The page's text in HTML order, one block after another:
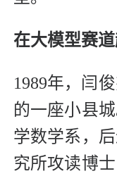
在大模型赛
1989年，闫
的一座小县
学数学系，
究所攻读博